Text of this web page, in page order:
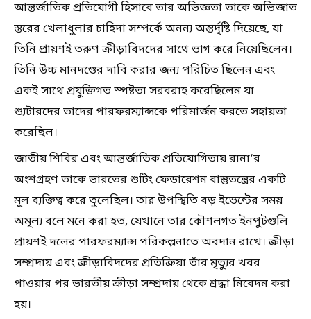
আন্তর্জাতিক প্রতিযোগী হিসাবে তার অভিজ্ঞতা তাকে অভিজাত
স্তরের খেলাধুলার চাহিদা সম্পর্কে অনন্য অন্তর্দৃষ্টি দিয়েছে, যা
তিনি প্রায়শই তরুণ ক্রীড়াবিদদের সাথে ভাগ করে নিয়েছিলেন।
তিনি উচ্চ মানদণ্ডের দাবি করার জন্য পরিচিত ছিলেন এবং
একই সাথে প্রযুক্তিগত স্পষ্টতা সরবরাহ করেছিলেন যা
শ্যুটারদের তাদের পারফরম্যান্সকে পরিমার্জন করতে সহায়তা
করেছিল।
জাতীয় শিবির এবং আন্তর্জাতিক প্রতিযোগিতায় রানা’র
অংশগ্রহণ তাকে ভারতের শুটিং ফেডারেশন বাস্তুতন্ত্রের একটি
মূল ব্যক্তিত্ব করে তুলেছিল। তার উপস্থিতি বড় ইভেন্টের সময়
অমূল্য বলে মনে করা হত, যেখানে তার কৌশলগত ইনপুটগুলি
প্রায়শই দলের পারফরম্যান্স পরিকল্পনাতে অবদান রাখে। ক্রীড়া
সম্প্রদায় এবং ক্রীড়াবিদদের প্রতিক্রিয়া তাঁর মৃত্যুর খবর
পাওয়ার পর ভারতীয় ক্ৰীড়া সম্প্রদায় থেকে শ্রদ্ধা নিবেদন করা
হয়।